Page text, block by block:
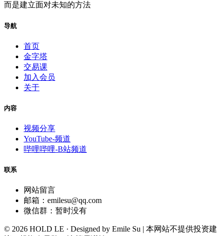
而是建立面对未知的方法
导航
首页
金字塔
交易课
加入会员
关于
内容
视频分享
YouTube-频道
哔哩哔哩-B站频道
联系
网站留言
邮箱：emilesu@qq.com
微信群：暂时没有
© 2026 HOLD LE · Designed by Emile Su | 本网站不提供投资建